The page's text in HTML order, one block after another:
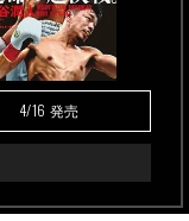
4/16 発売